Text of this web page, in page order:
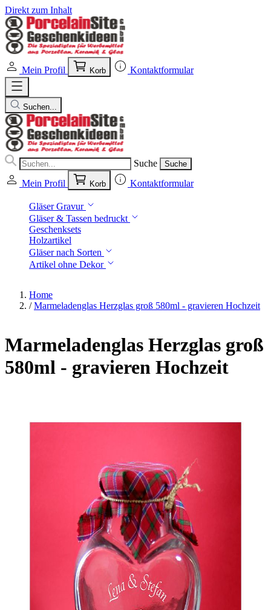
Direkt zum Inhalt
Mein Profil Korb Kontaktformular
Suchen...
Suche Suche
Mein Profil Korb Kontaktformular
Gläser Gravur
Gläser & Tassen bedruckt
Geschenksets
Holzartikel
Gläser nach Sorten
Artikel ohne Dekor
Home
/ Marmeladenglas Herzglas groß 580ml - gravieren Hochzeit
Marmeladenglas Herzglas groß
580ml - gravieren Hochzeit